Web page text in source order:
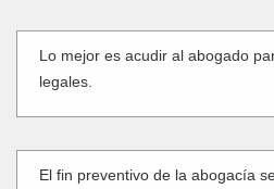
Lo mejor es acudir al abogado
legales.
El fin preventivo de la abogacía